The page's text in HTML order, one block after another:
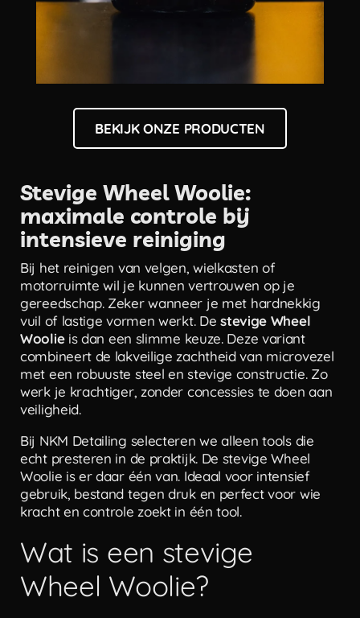
BEKIJK ONZE PRODUCTEN
Stevige Wheel Woolie:
maximale controle bij
intensieve reiniging
Bij het reinigen van velgen, wielkasten of
motorruimte wil je kunnen vertrouwen op je
gereedschap. Zeker wanneer je met hardnekkig
vuil of lastige vormen werkt. Destevige Wheel
Woolieis dan een slimme keuze. Deze variant
combineert de lakveilige zachtheid van microvezel
met een robuuste steel en stevige constructie. Zo
werk je krachtiger, zonder concessies te doen aan
veiligheid.
Bij NKM Detailing selecteren we alleen tools die
echt presteren in de praktijk. De stevige Wheel
Woolie is er daar één van. Ideaal voor intensief
gebruik, bestand tegen druk en perfect voor wie
kracht en controle zoekt in één tool.
Wat is een stevige
Wheel Woolie?